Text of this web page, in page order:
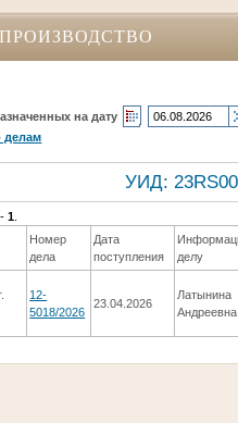
на дату
делам
УИД:
-1
Номер
дела
Дата
поступления
делу
12-
5018/2026
23.04.2026
Андреевна